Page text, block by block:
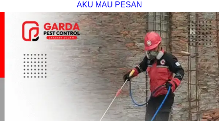
AKU MAU PESAN